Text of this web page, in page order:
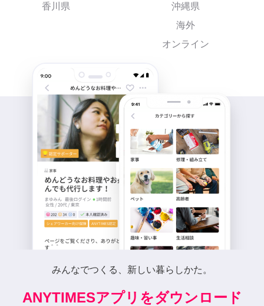
香川県
沖縄県
海外
オンライン
みんなでつくる、新しい暮らしかた。
ANYTIMESアプリをダウンロード